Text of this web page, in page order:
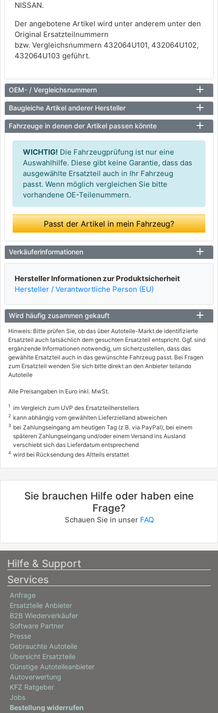
NISSAN.
Der angebotene Artikel wird unter anderem unter den
Original Ersatzteilnummern
bzw. Vergleichsnummern 432064U101, 432064U102,
432064U103 geführt.
OEM- / Vergleichsnummern
Baugleiche Artikel anderer Hersteller
Fahrzeuge in denen der Artikel passen könnte
WICHTIG! Die Fahrzeugprüfung ist nur eine
Auswahlhilfe. Diese gibt keine Garantie, dass das
ausgewählte Ersatzteil auch in Ihr Fahrzeug
passt. Wenn möglich vergleichen Sie bitte
vorhandene OE-Teilenummern.
Passt der Artikel in mein Fahrzeug?
Verkäuferinformationen
Hersteller Informationen zur Produktsicherheit
Hersteller / Verantwortliche Person (EU)
Wird häufig zusammen gekauft
Hinweis: Bitte prüfen Sie, ob das über Autoteile-Markt.de identifizierte
Ersatzteil auch tatsächlich dem gesuchten Ersatzteil entspricht. Ggf. sind
ergänzende Informationen notwendig, um sicherzustellen, dass das
gewählte Ersatzteil auch in das gewünschte Fahrzeug passt. Bei Fragen
zum Ersatzteil wenden Sie sich bitte direkt an den Anbieter teilando
Autoteile
Alle Preisangaben in Euro inkl. MwSt.
1 im Vergleich zum UVP des Ersatzteilherstellers
2 kann abhängig vom gewählten Lieferzielland abweichen
3 bei Zahlungseingang am heutigen Tag (z.B. via PayPal), bei einem
späteren Zahlungseingang und/oder einem Versand ins Ausland
verschiebt sich das Lieferdatum entsprechend
4 wird bei Rücksendung des Altteils erstattet
Sie brauchen Hilfe oder haben eine
Frage?
Schauen Sie in unser FAQ
Hilfe & Support
Services
Anfrage
Ersatzteile Anbieter
B2B Wiederverkäufer
Software Partner
Presse
Gebrauchte Autoteile
Übersicht Ersatzteile
Günstige Autoteileanbieter
Autoverwertung
KFZ Ratgeber
Jobs
Bestellung widerrufen